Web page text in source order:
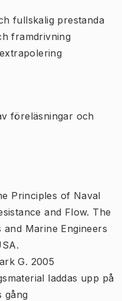
fullskalig prestanda
framdrivning
föreläsningar och
Principles of Naval
and Flow. The
Marine Engineers
G. 2005
laddas upp på
gång